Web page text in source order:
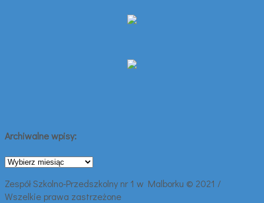
Archiwalne wpisy:
Archiwalne
Zespół Szkolno-Przedszkolny nr 1 w Malborku © 2021 /
Wszelkie prawa zastrzeżone